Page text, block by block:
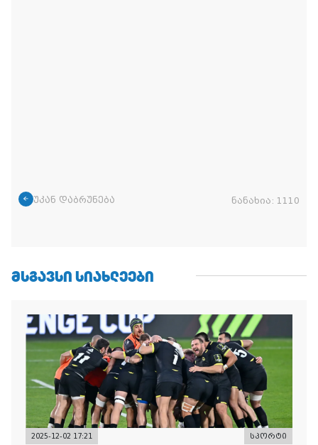
უკან დაბრუნება ნანახია: 1110
ᲛᲡᲒᲐᲕᲡᲘ ᲡᲘᲐᲮᲚᲔᲔᲑᲘ
2025-12-02 17:21 სპორტი